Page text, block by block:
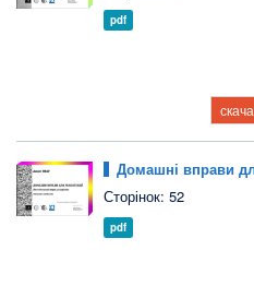
pdf
Домашні вправи
Сторінок: 52
pdf